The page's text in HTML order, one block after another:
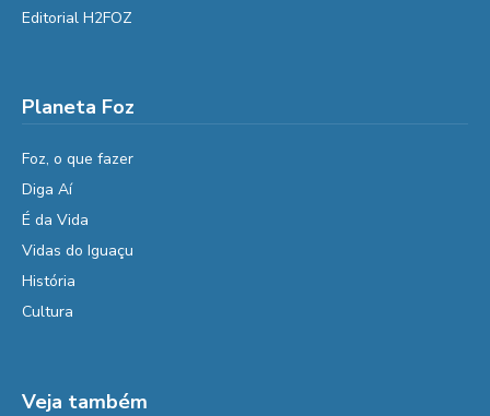
Editorial H2FOZ
Planeta Foz
Foz, o que fazer
Diga Aí
É da Vida
Vidas do Iguaçu
História
Cultura
Veja também